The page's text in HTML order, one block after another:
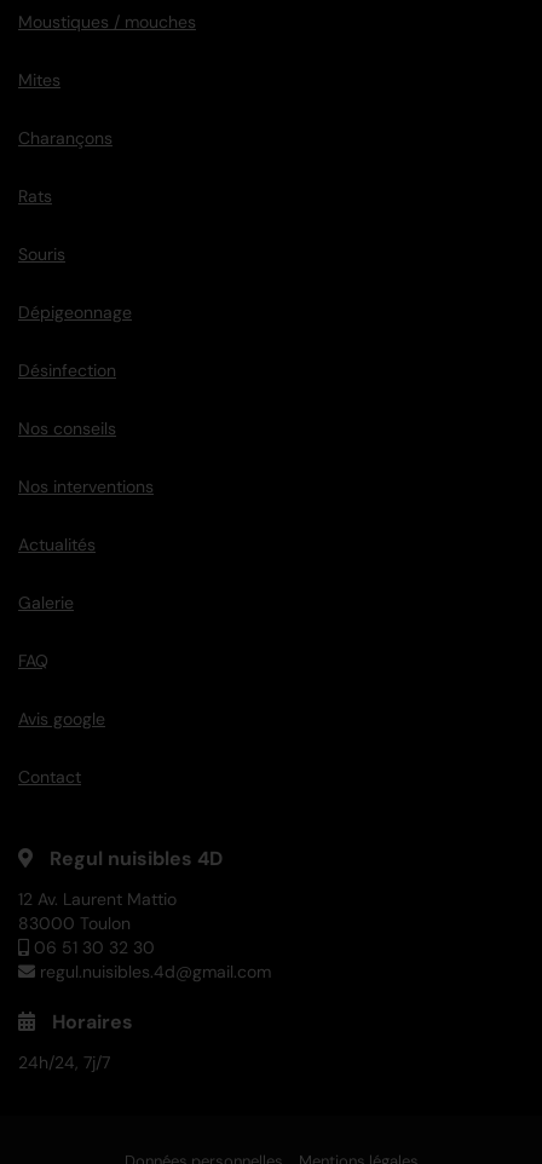
Moustiques / mouches
Mites
Charançons
Rats
Souris
Dépigeonnage
Désinfection
Nos conseils
Nos interventions
Actualités
Galerie
FAQ
Avis google
Contact
Regul nuisibles 4D
12 Av. Laurent Mattio
83000 Toulon
06 51 30 32 30
regul.nuisibles.4d@gmail.com
Horaires
24h/24, 7j/7